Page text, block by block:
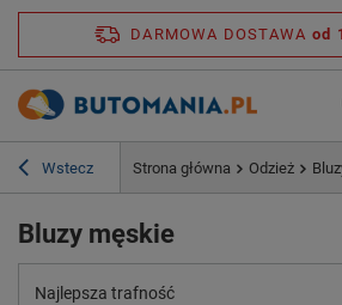
DARMOWA DOSTAWA od
Wstecz Strona główna Odzież
Bluzy męskie
Najlepsza trafność